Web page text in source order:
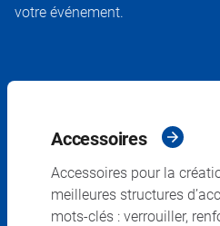
votre événement.
Accessoires
Accessoires pour la
meilleures structures
mots-clés : verrouiller,